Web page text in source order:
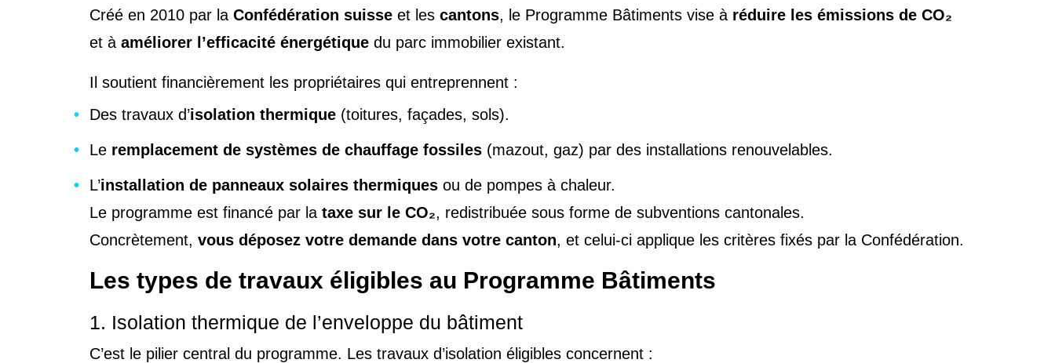
Créé en 2010 par la Confédération suisse et les cantons, le Programme Bâtiments vise à réduire les émissions de CO₂
et à améliorer l’efficacité énergétique du parc immobilier existant.
Il soutient financièrement les propriétaires qui entreprennent :
Des travaux d’isolation thermique (toitures, façades, sols).
Le remplacement de systèmes de chauffage fossiles (mazout, gaz) par des installations renouvelables.
L’installation de panneaux solaires thermiques ou de pompes à chaleur.
Le programme est financé par la taxe sur le CO₂, redistribuée sous forme de subventions cantonales.
Concrètement, vous déposez votre demande dans votre canton, et celui-ci applique les critères fixés par la Confédération.
Les types de travaux éligibles au Programme Bâtiments
1. Isolation thermique de l’enveloppe du bâtiment
C’est le pilier central du programme. Les travaux d’isolation éligibles concernent :